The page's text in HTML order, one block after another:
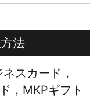
法
スカード，
，MKPギフト